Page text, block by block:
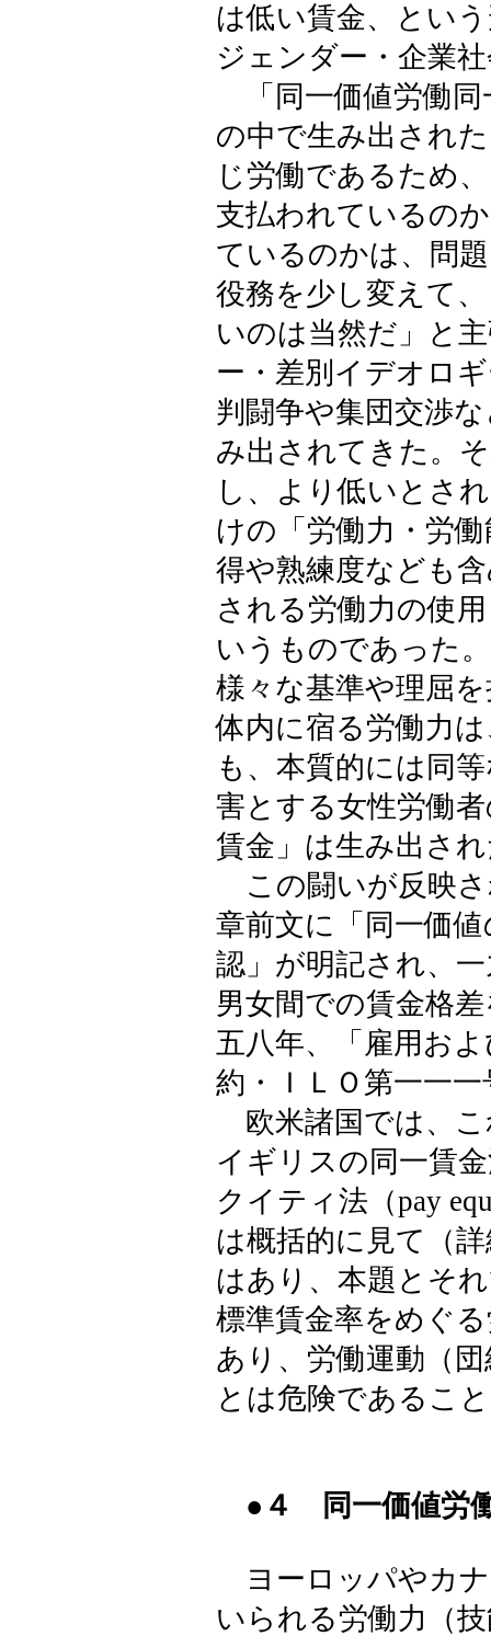
は低い賃金、とい
ジェンダー・企業
「同一価値労働同
の中で生み出され
じ労働であるため
支払われているの
ているのかは、問
役務を少し変えて
いのは当然だ」と
ー・差別イデオロ
判闘争や集団交渉
み出されてきた。
し、より低いとさ
けの「労働力・労
得や熟練度なども
される労働力の使
いうものであった
様々な基準や理屈
体内に宿る労働力
も、本質的には同
害とする女性労働
賃金」は生み出さ
この闘いが反映さ
章前文に「同一価
認」が明記され、
男女間での賃金格
五八年、「雇用お
約・ＩＬＯ第一一
欧米諸国では、こ
イギリスの同一賃
クイティ法（pay
は概括的に見て（
はあり、本題とそ
標準賃金率をめぐ
あり、労働運動（
とは危険であるこ
●４ 同一価値労
ヨーロッパやカナ
いられる労働力（